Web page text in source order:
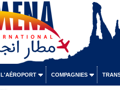
L'AÉROPORT COMPAGNIES